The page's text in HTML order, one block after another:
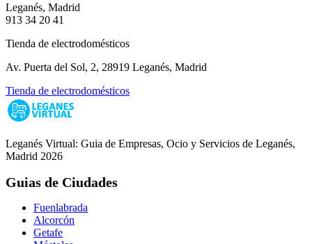
Leganés, Madrid
913 34 20 41
Tienda de electrodomésticos
Av. Puerta del Sol, 2, 28919 Leganés, Madrid
Tienda de electrodomésticos
Leganés Virtual: Guia de Empresas, Ocio y Servicios de Leganés,
Madrid 2026
Guias de Ciudades
Fuenlabrada
Alcorcón
Getafe